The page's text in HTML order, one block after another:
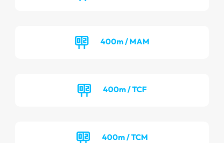
400m / MAM
400m / TCF
400m / TCM